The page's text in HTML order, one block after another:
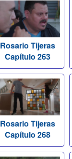
Rosario Tijeras
Capítulo 263
Rosario Tijeras
Capítulo 268